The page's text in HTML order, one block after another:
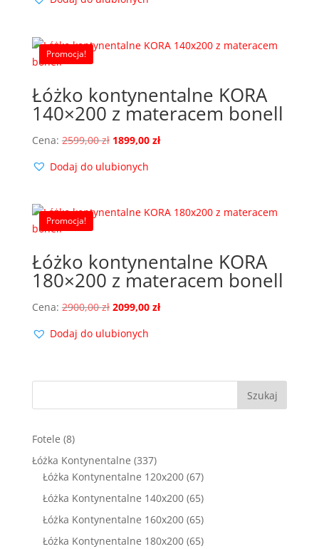
wynosiła:
Promocja!
Łóżko kontynentalne KORA
140×200 z materacem bonell
Cena: 2599,00zł Pierwotna
wynosiła:
1899,00 złAktualna
Dodaj do ulubionych
Promocja!
Łóżko kontynentalne KORA
180×200 z materacem bonell
Cena: 2900,00zł Pierwotna
wynosiła:
2099,00 złAktualna
Dodaj do ulubionych
Szukaj
Fotele 88
produktów
Łóżka Kontynentalne 337337
produktów
Łóżka Kontynentalne 120x200 6767
produktów
Łóżka Kontynentalne 140x200 6565
produktów
Łóżka Kontynentalne 160x200 6565
produktów
Łóżka Kontynentalne 180x200 6565